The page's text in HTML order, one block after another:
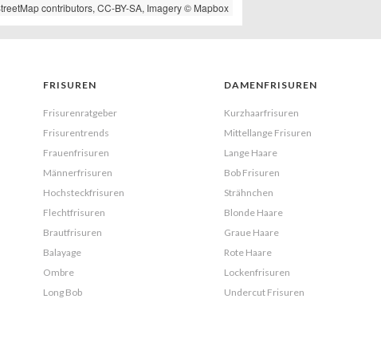
contributors, CC-BY-SA, Imagery © Mapbox
FRISUREN
Frisurenratgeber
Frisurentrends
Frauenfrisuren
Männerfrisuren
Hochsteckfrisuren
Flechtfrisuren
Brautfrisuren
Balayage
Ombre
Long Bob
DAMENFRISUREN
Kurzhaarfrisuren
Mittellange Frisuren
Lange Haare
Bob Frisuren
Strähnchen
Blonde Haare
Graue Haare
Rote Haare
Lockenfrisuren
Undercut Frisuren